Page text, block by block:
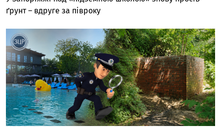
ґрунт – вдруге за півроку